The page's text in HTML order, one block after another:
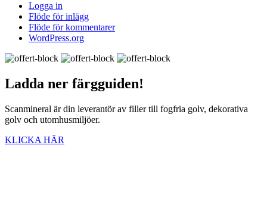
Logga in
Flöde för inlägg
Flöde för kommentarer
WordPress.org
Ladda ner färgguiden!
Scanmineral är din leverantör av filler till fogfria golv, dekorativa
golv och utomhusmiljöer.
KLICKA HÄR